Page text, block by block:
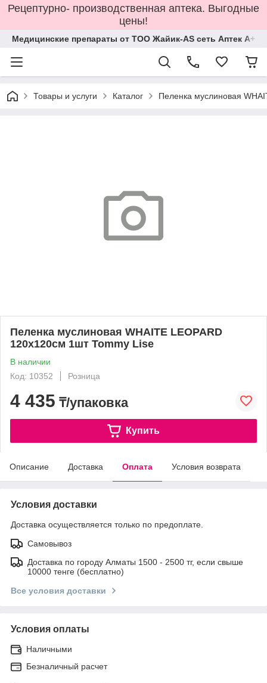
Рецептурно- производственная аптека. Выгодные
цены!
Медицинские препараты от ТОО Жайик-AS сеть Аптек А+
Товары и услуги Каталог Пеленка муслиновая
Пеленка муслиновая WHAITE LEOPARD
120х120см 1шт Tommy Lise
В наличии
Код: 10352
Розница
4 435 ₸/упаковка
Купить
Описание Доставка Оплата Условия возврата
Условия доставки
Доставка осуществляется только по предоплате.
Самовывоз
Доставка по городу Алматы 1500 - 2500 тг, если свыше
10000 тенге (бесплатно)
Все условия доставки
Условия оплаты
Наличными
Безналичный расчет